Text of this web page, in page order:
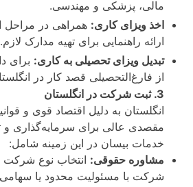
مالی، پزشکی و مهندسی.
اخذ ویزای کاری: همراهی در مراحل
ارائه راهنمایی برای تهیه مدارک لازم.
تبدیل ویزای تحصیلی به کاری: برای
از فارغ‌التحصیلی قصد کار در
3. ثبت شرکت در انگلستان
انگلستان به دلیل اقتصاد قوی و
مقصدی عالی برای سرمایه‌گذاری
خدمات بیسان در این زمینه شامل:
مشاوره حقوقی: انتخاب نوع شرکت
شرکت با مسئولیت محدود یا